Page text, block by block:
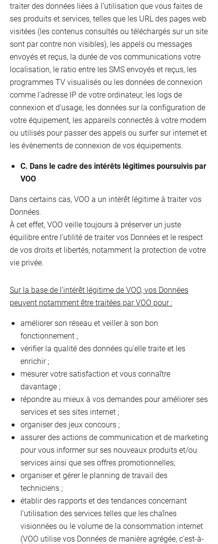
traiter des données liées à l’utilisation que vous faites de
ses produits et services, telles que les URL des pages web
visitées (les contenus consultés ou téléchargés sur un site
sont par contre non visibles), les appels ou messages
envoyés et reçus, la durée de vos communications votre
localisation, le ratio entre les SMS envoyés et reçus, les
programmes TV visualisés ou les données de connexion
comme l’adresse IP de votre ordinateur, les logs de
connexion et d’usage, les données sur la configuration de
votre équipement, les appareils connectés à votre modem
ou utilisés pour passer des appels ou surfer sur internet et
les évènements de connexion de vos équipements.
C. Dans le cadre des intérêts légitimes poursuivis par
VOO
Dans certains cas, VOO a un intérêt légitime à traiter vos
Données.
À cet effet, VOO veille toujours à préserver un juste
équilibre entre l’utilité de traiter vos Données et le respect
de vos droits et libertés, notamment la protection de votre
vie privée.
Sur la base de l’intérêt légitime de VOO, vos Données
peuvent notamment être traitées par VOO pour :
améliorer son réseau et veiller à son bon
fonctionnement ;
vérifier la qualité des données qu’elle traite et les
enrichir ;
mesurer votre satisfaction et vous connaître
davantage ;
répondre au mieux à vos demandes pour améliorer ses
services et ses sites internet ;
organiser des jeux concours ;
assurer des actions de communication et de marketing
pour vous informer sur ses nouveaux produits et/ou
services ainsi que ses offres promotionnelles;
organiser et gérer le planning de travail des
techniciens ;
établir des rapports et des tendances concernant
l’utilisation des services telles que les chaînes
visionnées ou le volume de la consommation internet
(VOO utilise vos Données de manière agrégée, c’est-à-